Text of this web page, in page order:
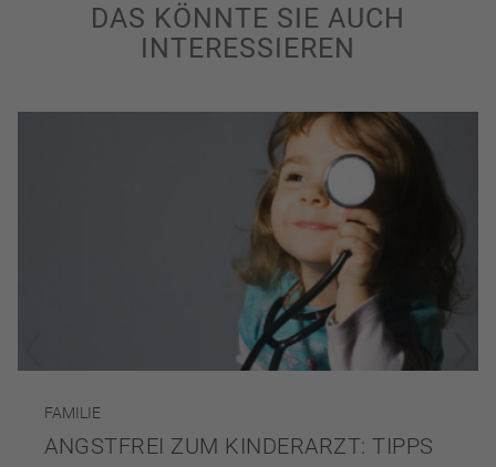
DAS KÖNNTE SIE AUCH
INTERESSIEREN
FAMILIE
ANGSTFREI ZUM KINDERARZT: TIPPS